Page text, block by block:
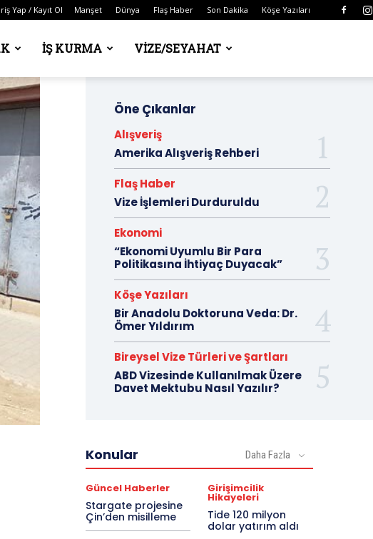
Yap / Kayıt Ol Manşet Dünya Flaş Haber Son Dakika Köşe Yazıları
İŞ KURMA VIZE/SEYAHAT
Öne Çıkanlar
Alışveriş
Amerika Alışveriş Rehberi
Flaş Haber
Vize İşlemleri Durduruldu
Ekonomi
“Ekonomi Uyumlu Bir Para
Politikasına İhtiyaç Duyacak”
Köşe Yazıları
Bir Anadolu Doktoruna Veda: Dr.
Ömer Yıldırım
Bireysel Vize Türleri ve Şartları
ABD Vizesinde Kullanılmak Üzere
Davet Mektubu Nasıl Yazılır?
Konular Daha Fazla
Güncel Haberler
Stargate projesine
Çin’den misilleme
Girişimcilik
Hikayeleri
Tide 120 milyon
dolar yatırım aldı